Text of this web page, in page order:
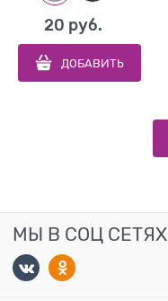
20 руб.
ДОБАВИТЬ
МЫ В СОЦ СЕТЯХ